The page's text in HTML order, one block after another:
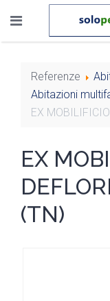
Referenze
Abitazioni
EX
EX
(TN)